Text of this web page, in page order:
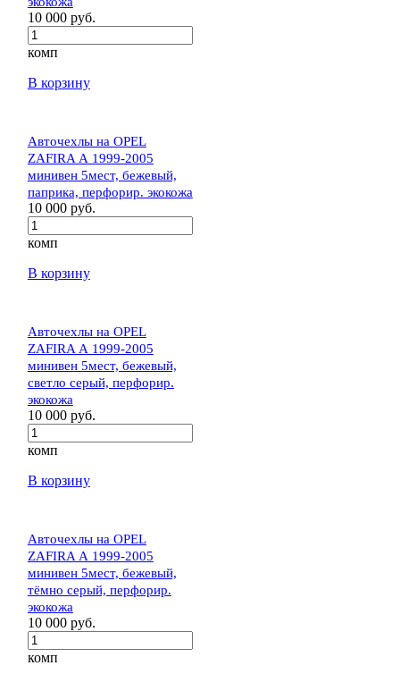
10 000 руб.
комп
В корзину
Авточехлы на OPEL
ZAFIRA А 1999-2005
минивен 5мест, бежевый,
паприка, перфорир. экокожа
10 000 руб.
комп
В корзину
Авточехлы на OPEL
ZAFIRA А 1999-2005
минивен 5мест, бежевый,
светло серый, перфорир.
экокожа
10 000 руб.
комп
В корзину
Авточехлы на OPEL
ZAFIRA А 1999-2005
минивен 5мест, бежевый,
тёмно серый, перфорир.
экокожа
10 000 руб.
комп